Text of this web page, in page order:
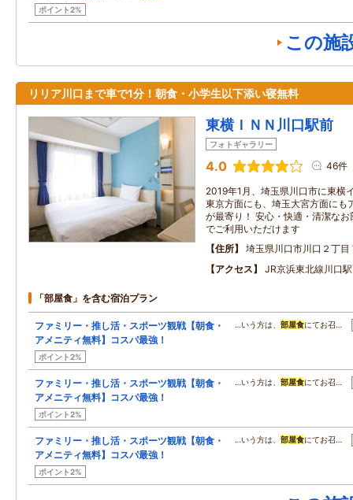
ポイント2%
この施
リリア川口まで車で1分！朝食・小学生以下添い寝無料
東横ＩＮＮ川口駅前
フォトギャラリー
4.0 46件
2019年1月、埼玉県川口市に東横
東京方面にも、埼玉大宮方面にも
が最寄り！ 安心・快適・清潔な
でご利用いただけます
住所
埼玉県川口市川口２丁目
アクセス
JR京浜東北線川口
「部屋食」を含む宿泊プラン
ファミリー・推し活・スポーツ観戦【朝食・
アメニティ無料】コスパ最強！
ポイント2%
…いう方は、 部屋食にてお召…
ファミリー・推し活・スポーツ観戦【朝食・
アメニティ無料】コスパ最強！
ポイント2%
…いう方は、 部屋食にてお召…
ファミリー・推し活・スポーツ観戦【朝食・
アメニティ無料】コスパ最強！
ポイント2%
…いう方は、 部屋食にてお召…